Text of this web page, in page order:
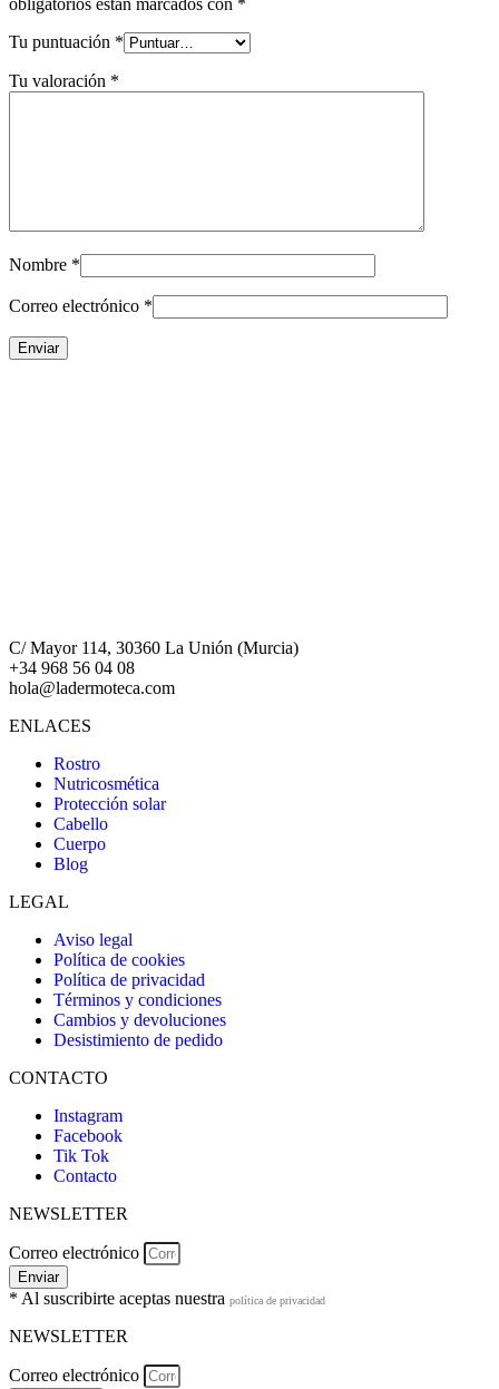
Tu puntuación *
Tu valoración *
Nombre *
Correo electrónico *
C/ Mayor 114, 30360 La Unión (Murcia)
+34 968 56 04 08
hola@ladermoteca.com
ENLACES
Rostro
Nutricosmética
Protección solar
Cabello
Cuerpo
Blog
LEGAL
Aviso legal
Política de cookies
Política de privacidad
Términos y condiciones
Cambios y devoluciones
Desistimiento de pedido
CONTACTO
Instagram
Facebook
Tik Tok
Contacto
NEWSLETTER
Correo electrónico
Enviar
* Al suscribirte aceptas nuestra política de privacidad
NEWSLETTER
Correo electrónico